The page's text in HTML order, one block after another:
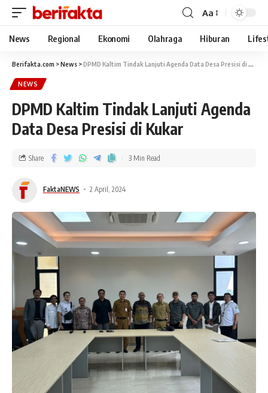
Aa
News Regional Ekonomi Olahraga Hiburan
Berifakta.com >News >DPMD Kaltim Tindak Lanjuti Agenda Data Desa Presisi di Kukar
NEWS
DPMD Kaltim Tindak Lanjuti Agenda
Data Desa Presisi di Kukar
FaktaNEWS 2 April, 2024
Share 3 Min Read